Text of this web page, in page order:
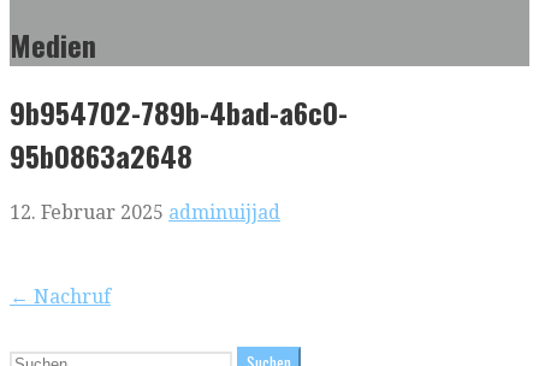
Medien
9b954702-789b-4bad-a6c0-
95b0863a2648
12. Februar 2025 adminuijjad
Beitragsnavigation
← Nachruf
Suchen